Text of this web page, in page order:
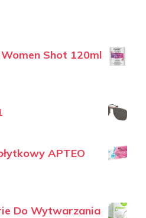
Shot 120ml
APTEO
Do Wytwarzania